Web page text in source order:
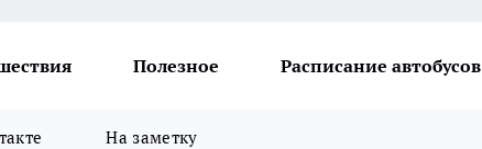
Полезное Расписание автобусов
На заметку